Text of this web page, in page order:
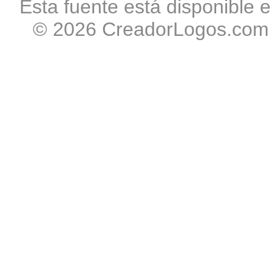
Esta fuente está disponible
© 2026